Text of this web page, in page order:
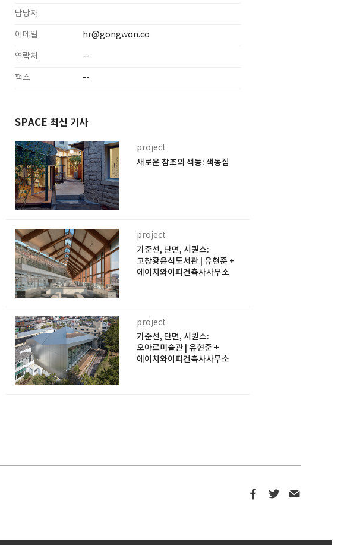
담당자
이메일 hr@gongwon.co
연락처 --
팩스 --
SPACE 최신 기사
project
새로운 참조의 색동: 색동집
project
기준선, 단면, 시퀀스:
고창황윤석도서관 | 유현준 +
에이치와이피건축사사무소
project
기준선, 단면, 시퀀스:
오아르미술관 | 유현준 +
에이치와이피건축사사무소